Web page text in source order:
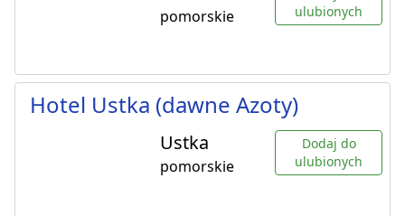
pomorskie
ulubionych
Hotel Ustka (dawne Azoty)
Ustka
pomorskie
Dodaj do
ulubionych